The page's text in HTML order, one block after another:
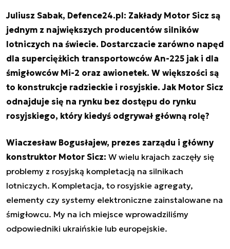
Juliusz Sabak, Defence24.pl: Zakłady Motor Sicz są
jednym z największych producentów silników
lotniczych na świecie. Dostarczacie zarówno napęd
dla superciężkich transportowców An-225 jak i dla
śmigłowców Mi-2 oraz awionetek. W większości są
to konstrukcje radzieckie i rosyjskie. Jak Motor Sicz
odnajduje się na rynku bez dostępu do rynku
rosyjskiego, który kiedyś odgrywał główną rolę?
Wiaczesław Bogusłajew, prezes zarządu i główny
konstruktor Motor Sicz: W wielu krajach zaczęły się
problemy z rosyjską kompletacją na silnikach
lotniczych. Kompletacja, to rosyjskie agregaty,
elementy czy systemy elektroniczne zainstalowane na
śmigłowcu. My na ich miejsce wprowadziliśmy
odpowiedniki ukraińskie lub europejskie.